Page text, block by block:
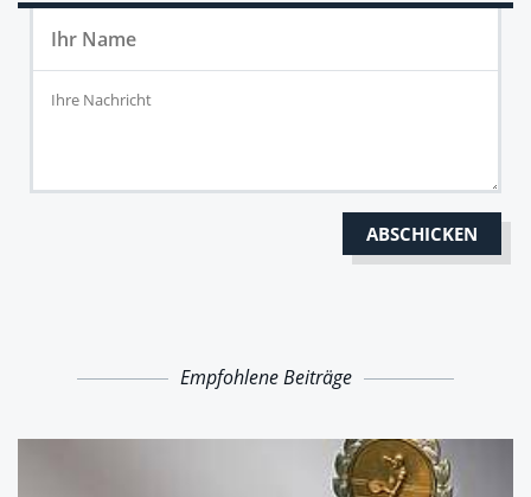
Empfohlene Beiträge